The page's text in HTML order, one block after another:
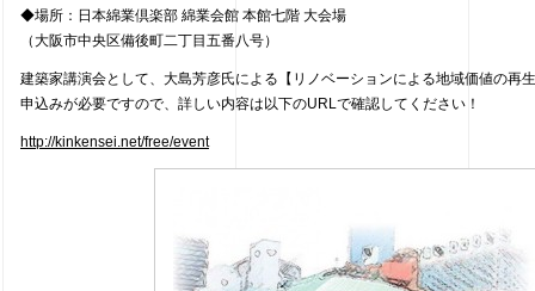
◆場所：日本綿業倶楽部 綿業会館 本館七階 大会場
（大阪市中央区備後町二丁目五番八号）
建築家講演会として、大島芳彦氏による【リノベーションによる地域価値の再
申込みが必要ですので、詳しい内容は以下のURLで確認してください！
http://kinkensei.net/free/event